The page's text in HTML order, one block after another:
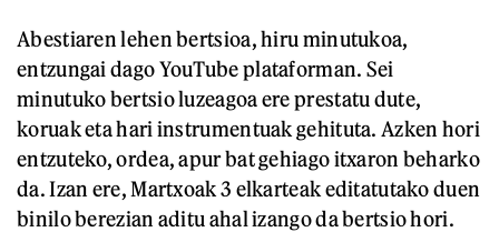
Abestiaren lehen bertsioa, hiru minutukoa,
entzungai dago YouTube plataforman. Sei
minutuko bertsio luzeagoa ere prestatu dute,
koruak eta hari instrumentuak gehituta. Azken hori
entzuteko, ordea, apur bat gehiago itxaron beharko
da. Izan ere, Martxoak 3 elkarteak editatutako duen
binilo berezian aditu ahal izango da bertsio hori.